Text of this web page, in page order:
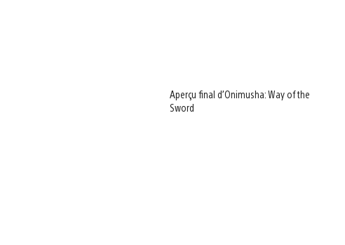
Aperçu final d’Onimusha: Way of the
Sword